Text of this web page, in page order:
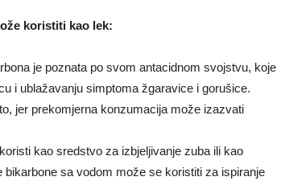
koristiti kao lek:
je poznata po svom antacidnom svojstvu, koje
i ublažavanju simptoma žgaravice i gorušice.
jer prekomjerna konzumacija može izazvati
kao sredstvo za izbjeljivanje zuba ili kao
sa vodom može se koristiti za ispiranje